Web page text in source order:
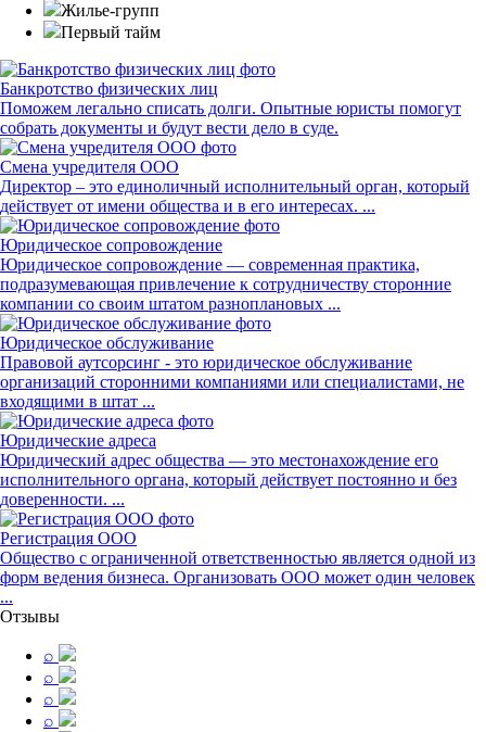
Жилье-групп
Первый тайм
Банкротство физических лиц
Поможем легально списать долги. Опытные юристы помогут
собрать документы и будут вести дело в суде.
Смена учредителя ООО
Директор – это единоличный исполнительный орган, который
действует от имени общества и в его интересах. ...
Юридическое сопровождение
Юридическое сопровождение — современная практика,
подразумевающая привлечение к сотрудничеству сторонние
компании со своим штатом разноплановых ...
Юридическое обслуживание
Правовой аутсорсинг - это юридическое обслуживание
организаций сторонними компаниями или специалистами, не
входящими в штат ...
Юридические адреса
Юридический адрес общества — это местонахождение его
исполнительного органа, который действует постоянно и без
доверенности. ...
Регистрация ООО
Общество с ограниченной ответственностью является одной из
форм ведения бизнеса. Организовать ООО может один человек
...
Отзывы
⌕
⌕
⌕
⌕